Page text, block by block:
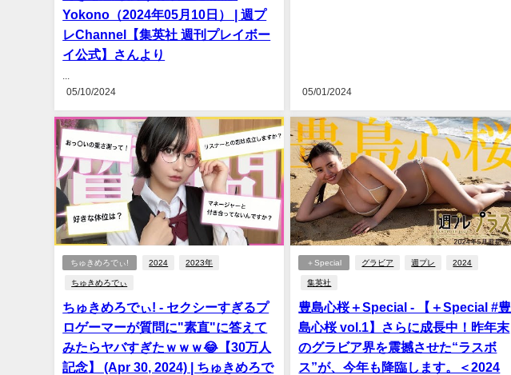
Yokono（2024年05月10日） | 週プ
レChannel【集英社 週刊プレイボー
イ公式】さんより
05/10/2024
05/01/2024
ちゅきめろでぃ! 2024 2023年
ちゅきめろでぃ
ちゅきめろでぃ! - セクシーすぎるプ
ロゲーマーが質問に"素直"に答えて
みたらヤバすぎたｗｗｗ😂【30万人
記念】 (Apr 30, 2024) | ちゅきめろで
＋Special グラビア 週プレ 2024
集英社
豊島心桜＋Special - 【＋Special #豊
島心桜 vol.1】さらに成長中！昨年末
のグラビア界を震撼させた“ラスボ
ス”が、今年も降臨します。＜2024